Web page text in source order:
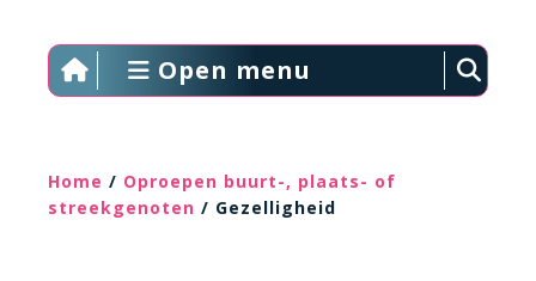
Open menu
Home / Oproepen buurt-, plaats- of
streekgenoten / Gezelligheid